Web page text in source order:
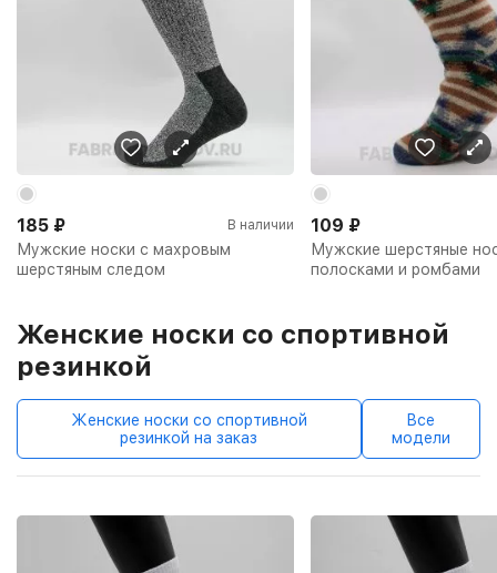
Мужские носки с махровым
шерстяным следом
185 ₽ В наличии
Мужские шерстяные
полосками и ромбами
109 ₽
Женские носки со спортивной
резинкой
Женские носки со спортивной
резинкой на заказ
Все
модели